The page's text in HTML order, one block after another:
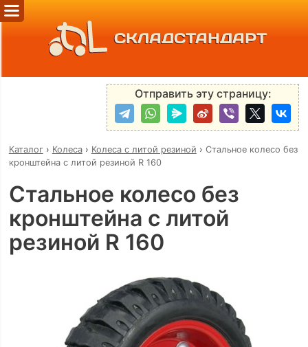
СКЛАДСТАНДАРТ
Отправить эту страницу:
Каталог› Колеса› Колеса с литой резиной › Стальное колесо без
кронштейна с литой резиной R 160
Стальное колесо без
кронштейна с литой
резиной R 160